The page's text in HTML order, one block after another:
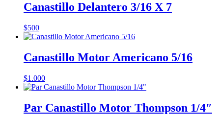
Canastillo Delantero 3/16 X 7
$500
Canastillo Motor Americano 5/16
$1.000
Par Canastillo Motor Thompson 1/4″